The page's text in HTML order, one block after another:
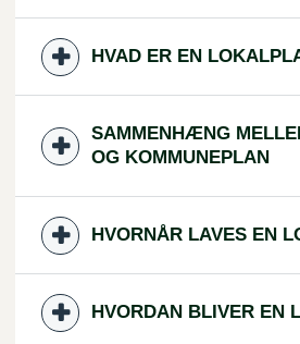
HVAD ER EN
SAMMENHÆNG
OG KOMMUNEPLAN
HVORNÅR LAVES EN
HVORDAN BLIVER EN